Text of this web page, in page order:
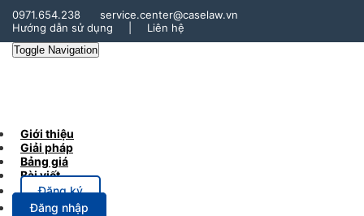
0971.654.238
service.center@caselaw.vn
Hướng dẫn sử dụng
Liên hệ
Toggle Navigation
Giới thiệu
Giải pháp
Bảng giá
Bài viết
Đăng ký
Đăng nhập